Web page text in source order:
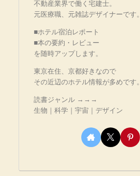
不動産業界で働く宅建士。
元医療職、元雑誌デザイナーです。
■ホテル宿泊レポート
■本の要約・レビュー
を随時アップします。
東京在住、京都好きなので
その近辺のホテル情報が多めです。
読書ジャンル →→→
生物｜科学｜宇宙｜デザイン